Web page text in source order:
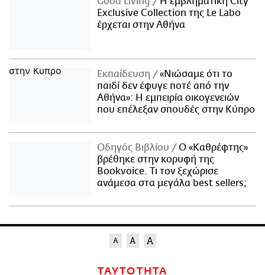
Exclusive Collection της Le Labo
έρχεται στην Αθήνα
Εκπαίδευση
«Νιώσαμε ότι το
παιδί δεν έφυγε ποτέ από την
Αθήνα»: Η εμπειρία οικογενειών
που επέλεξαν σπουδές στην Κύπρο
Οδηγός Βιβλίου
Ο «Καθρέφτης»
βρέθηκε στην κορυφή της
Bookvoice. Τι τον ξεχώρισε
ανάμεσα στα μεγάλα best sellers;
ΤΑΥΤΟΤΗΤΑ